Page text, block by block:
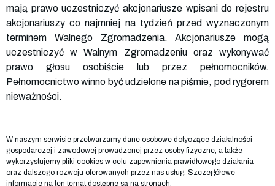
mają prawo uczestniczyć akcjonariusze wpisani do rejestru
akcjonariuszy co najmniej na tydzień przed wyznaczonym
terminem Walnego Zgromadzenia. Akcjonariusze mogą
uczestniczyć w Walnym Zgromadzeniu oraz wykonywać
prawo głosu osobiście lub przez pełnomocników.
Pełnomocnictwo winno być udzielone na piśmie, pod rygorem
nieważności.
W naszym serwisie przetwarzamy dane osobowe dotyczące działalności
gospodarczej i zawodowej prowadzonej przez osoby fizyczne, a także
wykorzystujemy pliki cookies w celu zapewnienia prawidłowego działania
oraz dalszego rozwoju oferowanych przez nas usług. Szczegółowe
informacje na ten temat dostępne są na stronach: